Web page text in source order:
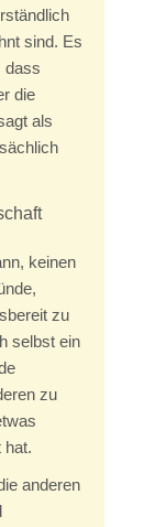
sind. Es
dass
die
als
keinen
zu
selbst ein
zu
hat.
anderen